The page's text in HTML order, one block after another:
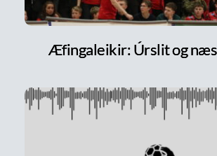
Æfingaleikir: Úrslit og